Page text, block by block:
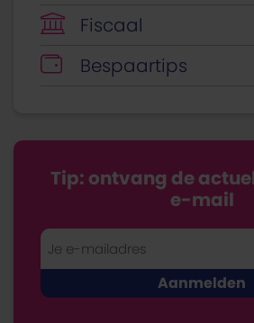
Fiscaal
Bespaartips
Tip: ontvang de
e-mail